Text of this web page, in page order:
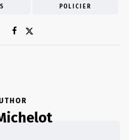
POLICIER